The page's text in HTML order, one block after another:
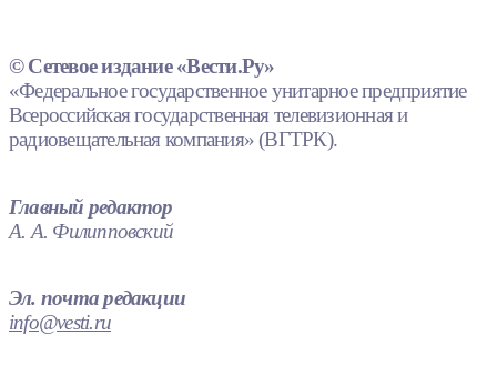
© Сетевое издание «Вести.Ру»
«Федеральное государственное унитарное предприятие
Всероссийская государственная телевизионная и
радиовещательная компания» (ВГТРК).
Главный редактор
А. А. Филипповский
Эл. почта редакции
info@vesti.ru